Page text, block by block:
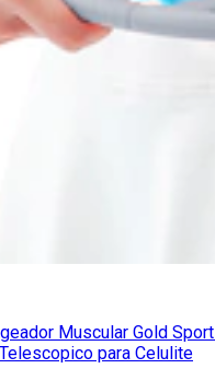
Muscular Gold
para Celulite